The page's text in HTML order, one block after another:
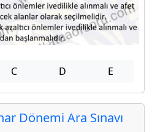
C D E
Dönemi Ara Sınavı